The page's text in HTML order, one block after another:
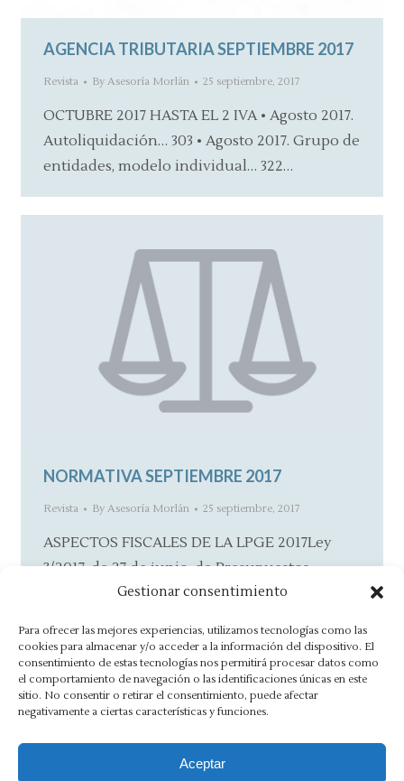
Gestionar consentimiento
Para ofrecer las mejores experiencias, utilizamos tecnologías como las
cookies para almacenar y/o acceder a la información del dispositivo. El
consentimiento de estas tecnologías nos permitirá procesar datos como
el comportamiento de navegación o las identificaciones únicas en este
sitio. No consentir o retirar el consentimiento, puede afectar
negativamente a ciertas características y funciones.
Aceptar
AGENCIA TRIBUTARIA SEPTIEMBRE 2017
Revista By Asesoría Morlán 25 septiembre, 2017
OCTUBRE 2017 HASTA EL 2 IVA • Agosto 2017.
Autoliquidación… 303 • Agosto 2017. Grupo de
entidades, modelo individual… 322…
NORMATIVA SEPTIEMBRE 2017
Revista By Asesoría Morlán 25 septiembre, 2017
ASPECTOS FISCALES DE LA LPGE 2017Ley
3/2017, de 27 de junio, de Presupuestos
Generales del Estado para el año 2017 (BOE…
← 1 … 5 6 7 8 9 …
→